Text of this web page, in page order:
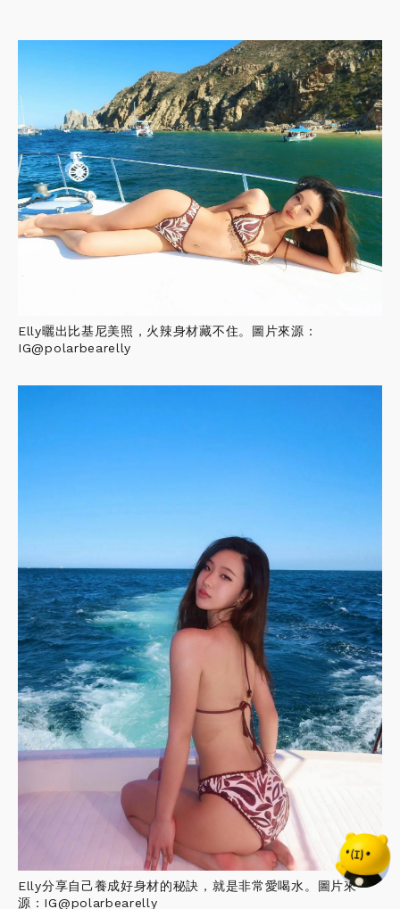
Elly曬出比基尼美照，火辣身材藏不住。圖片來源：
IG@polarbearelly
Elly分享自己養成好身材的秘訣，就是非常愛喝水。圖片來
源：IG@polarbearelly